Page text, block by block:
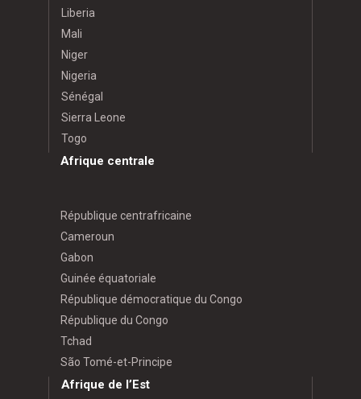
Liberia
Mali
Niger
Nigeria
Sénégal
Sierra Leone
Togo
Afrique centrale
République centrafricaine
Cameroun
Gabon
Guinée équatoriale
République démocratique du Congo
République du Congo
Tchad
São Tomé-et-Principe
Afrique de l’Est